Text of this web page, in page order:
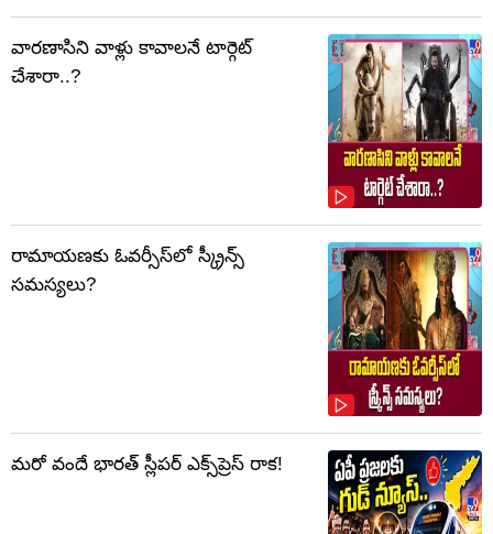
వారణాసిని వాళ్లు కావాలనే టార్గెట్
చేశారా..?
రామాయణకు ఓవర్సీస్‌లో స్క్రీన్స్
సమస్యలు?
మరో వందే భారత్ స్లీపర్ ఎక్స్‌ప్రెస్ రాక!